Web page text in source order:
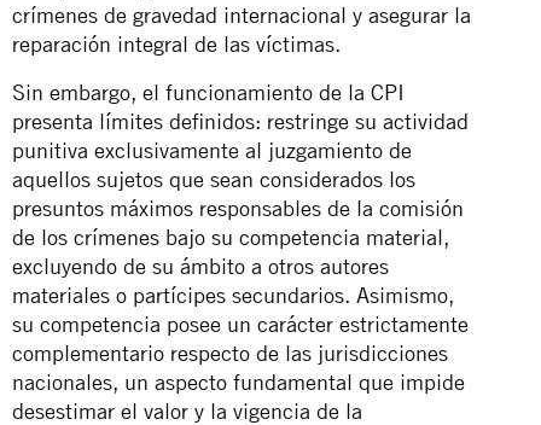
crímenes de gravedad internacional y asegurar la
reparación integral de las víctimas.
Sin embargo, el funcionamiento de la CPI
presenta límites definidos: restringe su actividad
punitiva exclusivamente al juzgamiento de
aquellos sujetos que sean considerados los
presuntos máximos responsables de la comisión
de los crímenes bajo su competencia material,
excluyendo de su ámbito a otros autores
materiales o partícipes secundarios. Asimismo,
su competencia posee un carácter estrictamente
complementario respecto de las jurisdicciones
nacionales, un aspecto fundamental que impide
desestimar el valor y la vigencia de la